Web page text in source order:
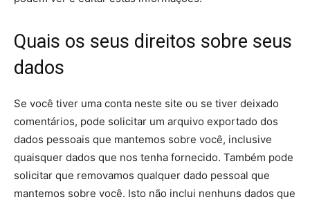
Quais os seus direitos sobre seus
dados
Se você tiver uma conta neste site ou se tiver deixado
comentários, pode solicitar um arquivo exportado dos
dados pessoais que mantemos sobre você, inclusive
quaisquer dados que nos tenha fornecido. Também pode
solicitar que removamos qualquer dado pessoal que
mantemos sobre você. Isto não inclui nenhuns dados que